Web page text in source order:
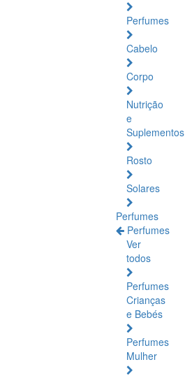
Perfumes
Cabelo
Corpo
Nutrição
e
Suplementos
Rosto
Solares
Perfumes
Perfumes
Ver
todos
Perfumes
Crianças
e Bebés
Perfumes
Mulher